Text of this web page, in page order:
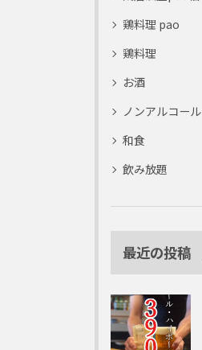
鶏料理 pao
鶏料理
お酒
ノンアルコール
和食
飲み放題
最近の投稿